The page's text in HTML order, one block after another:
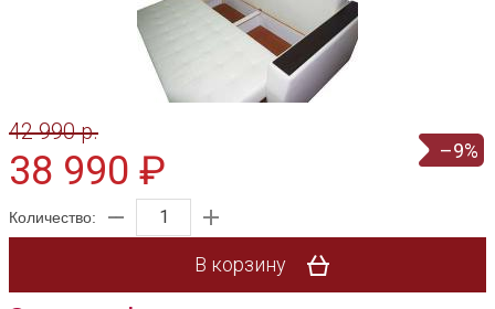
42 990 p.
–9%
38 990 ₽
Количество:
В корзину